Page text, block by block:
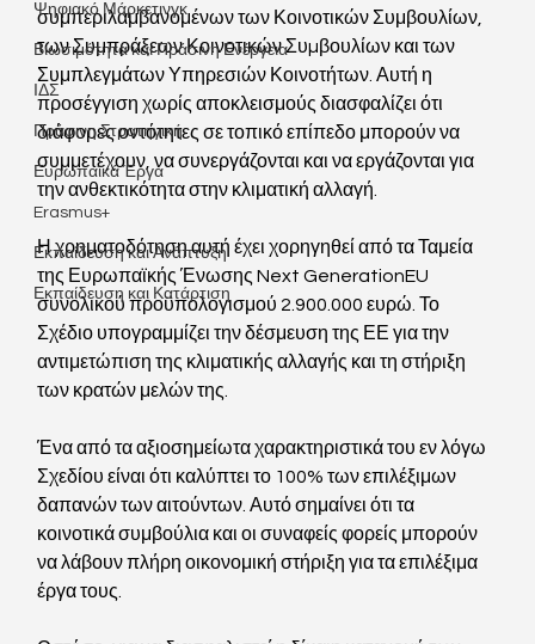
Ψηφιακό Μάρκετινγκ
Βιωσιμότητα και Πράσινη Ενέργεια
ΙΔΣ
Πράσινη Στρατηγική
Ευρωπαϊκά Έργα
Erasmus+
Εκπαίδευση και Ανάπτυξη
Εκπαίδευση και Κατάρτιση
συμπεριλαμβανομένων των Κοινοτικών Συμβουλίων,
των Συμπράξεων Κοινοτικών Συµβουλίων και των
Συμπλεγμάτων Υπηρεσιών Κοινοτήτων. Αυτή η
προσέγγιση χωρίς αποκλεισμούς διασφαλίζει ότι
διάφορες οντότητες σε τοπικό επίπεδο μπορούν να
συμμετέχουν, να συνεργάζονται και να εργάζονται για
την ανθεκτικότητα στην κλιματική αλλαγή.
Η χρηματοδότηση αυτή έχει χορηγηθεί από τα Ταμεία
της Ευρωπαϊκής Ένωσης Next GenerationEU
συνολικού προϋπολογισμού 2.900.000 ευρώ. Το
Σχέδιο υπογραμμίζει την δέσμευση της ΕΕ για την
αντιμετώπιση της κλιματικής αλλαγής και τη στήριξη
των κρατών μελών της.
Ένα από τα αξιοσημείωτα χαρακτηριστικά του εν λόγω
Σχεδίου είναι ότι καλύπτει το 100% των επιλέξιμων
δαπανών των αιτούντων. Αυτό σημαίνει ότι τα
κοινοτικά συμβούλια και οι συναφείς φορείς μπορούν
να λάβουν πλήρη οικονομική στήριξη για τα επιλέξιμα
έργα τους.